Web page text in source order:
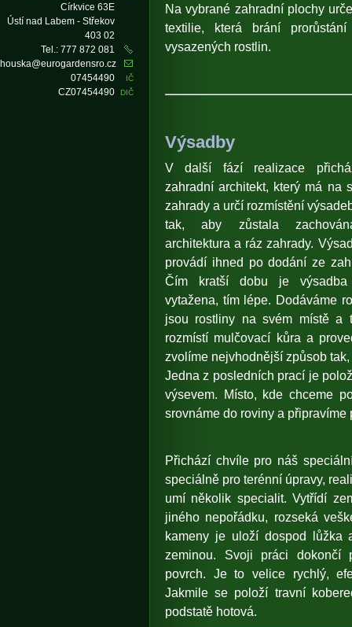
Na vybrané zahradní plochy
textilie, která brání
vysazených rostlin.
Výsadby
V další fází realizace
zahradní architekt, který má na
zahrady a určí rozmístění
tak, aby zůstala
architektura a ráz zahrady.
provádí ihned po dodání ze
Čím kratší dobu je
vytažena, tím lépe. Dodáváme
jsou rostliny na svém místě a
rozmístí mulčovací kůra a
zvolíme nejvhodnější způsob
Jedna z posledních prací je
výsevem. Místo, kde chceme
srovnáme do roviny a připravíme
Přichází chvíle pro náš
speciálně pro terénní úpravy,
umí několik specialit. Vytřídí
jiného nepořádku, rozseká
kameny je uloží dospod lůžka
zeminou. Svoji práci dokončí
povrch. Je to velice rychlý,
Jakmile se položí travní
podstatě hotová.
Církvice 63E
Ústí nad Labem - Střekov
403 02
Tel.: 777 872 081
houska@eurogardensro.cz
IČ
07454490
DIČ
CZ07454490